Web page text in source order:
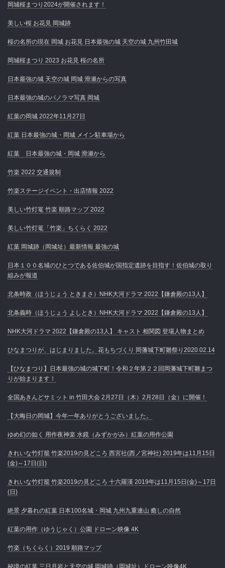
岡城桜まつり2024が開催されます！
美しい桜 お花見 岡城跡
桜の名所の現在 岡城 お花見 日本最強の城 天空の城 九州竹田城
岡城桜まつり 2023 お花見 桜の名所
日本最強の城 天空の城 岡城 滑瀬からの写真
日本最強の城のパノラマ写真 岡城
紅葉の岡城 2022年11月27日
紅葉 日本最強の城・岡城 メイン駐車場から
紅葉 日本最強の城・岡城 滑瀬から
竹楽 2022 交通規制
竹楽ステージイベント・出店情報 2022
美しい竹灯篭 竹楽 順路マップ 2022
美しい竹灯篭「竹楽」ちくらく 2022
紅葉 岡城跡（岡城址）最新情報 最強の城
日本１００名城のひとつである佐伯城が国指定遺跡を目指す！佐伯城の取り
組みが報道
北条時政（ほうじょう ときまさ）NHK大河ドラマ 2022【鎌倉殿の13人】
北条義時（ほうじょう よしとき）NHK大河ドラマ 2022【鎌倉殿の13人】
NHK大河ドラマ 2022【鎌倉殿の13人】 キャスト 相関図 登場人物まとめ
ひなまつりが、はじまりました。花もちづくり 岡藩城下町雛祭り2020.02.14
【ひなまつり】日本最強の城の城下町！令和２年第２２回岡藩城下町雛まつ
りが始まります！
全国あきんどサミット in 竹田大会 2月27日（木）2月28日（金）に開催！
【大晦日の岡城】今年一年ありがとうございました。
ゆめ幻の如く 用作夜神楽 水鏡（みずかがみ）紅葉の用作公園
きれいな竹灯籠 竹楽2019の見どころ 西宮社(西ノ宮神社) 2019年は11月15日
(金)～17日(日)
きれいな竹灯籠 竹楽2019の見どころ 十六羅漢 2019年は11月15日(金)～17日
(日)
絶景 夕暮れの紅葉 日本100名城・岡城 九州九重連山 癒しの自然
紅葉の用作（ゆうじゃく）公園 ドローン映像 4K
竹楽（ちくらく）2019 順路マップ
秘境の紅葉 三日月岩と天空の城 岡城跡（岡城址）ドローン映像4K